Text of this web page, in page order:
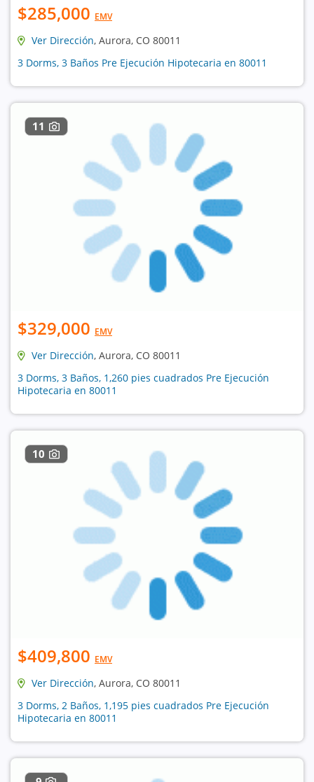
$285,000 EMV
Ver Dirección, Aurora, CO 80011
3 Dorms, 3 Baños Pre Ejecución Hipotecaria en 80011
11
$329,000 EMV
Ver Dirección, Aurora, CO 80011
3 Dorms, 3 Baños, 1,260 pies cuadrados Pre Ejecución
Hipotecaria en 80011
10
$409,800 EMV
Ver Dirección, Aurora, CO 80011
3 Dorms, 2 Baños, 1,195 pies cuadrados Pre Ejecución
Hipotecaria en 80011